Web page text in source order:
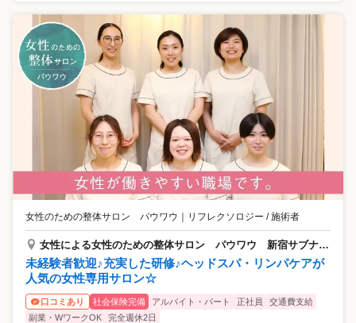
女性のための整体サロン パウワウ リフレクソロジー / 施術者
女性による女性のための整体サロン パウワウ 新宿サブナード店
未経験者歓迎♪充実した研修♪ヘッドスパ・リンパケアが
人気の女性専用サロン☆
口コミあり 社会保険完備 アルバイト・パート 正社員
交通費支給
副業・WワークOK
完全週休2日